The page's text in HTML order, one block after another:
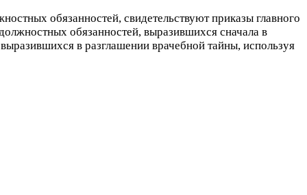
обязанностей, свидетельствуют приказы главного
обязанностей, выразившихся сначала в
в разглашении врачебной тайны, используя